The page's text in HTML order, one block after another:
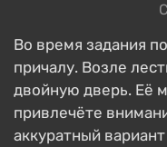
Во время задания
причалу. Возле
двойную дверь. Её
привлечёте
аккуратный